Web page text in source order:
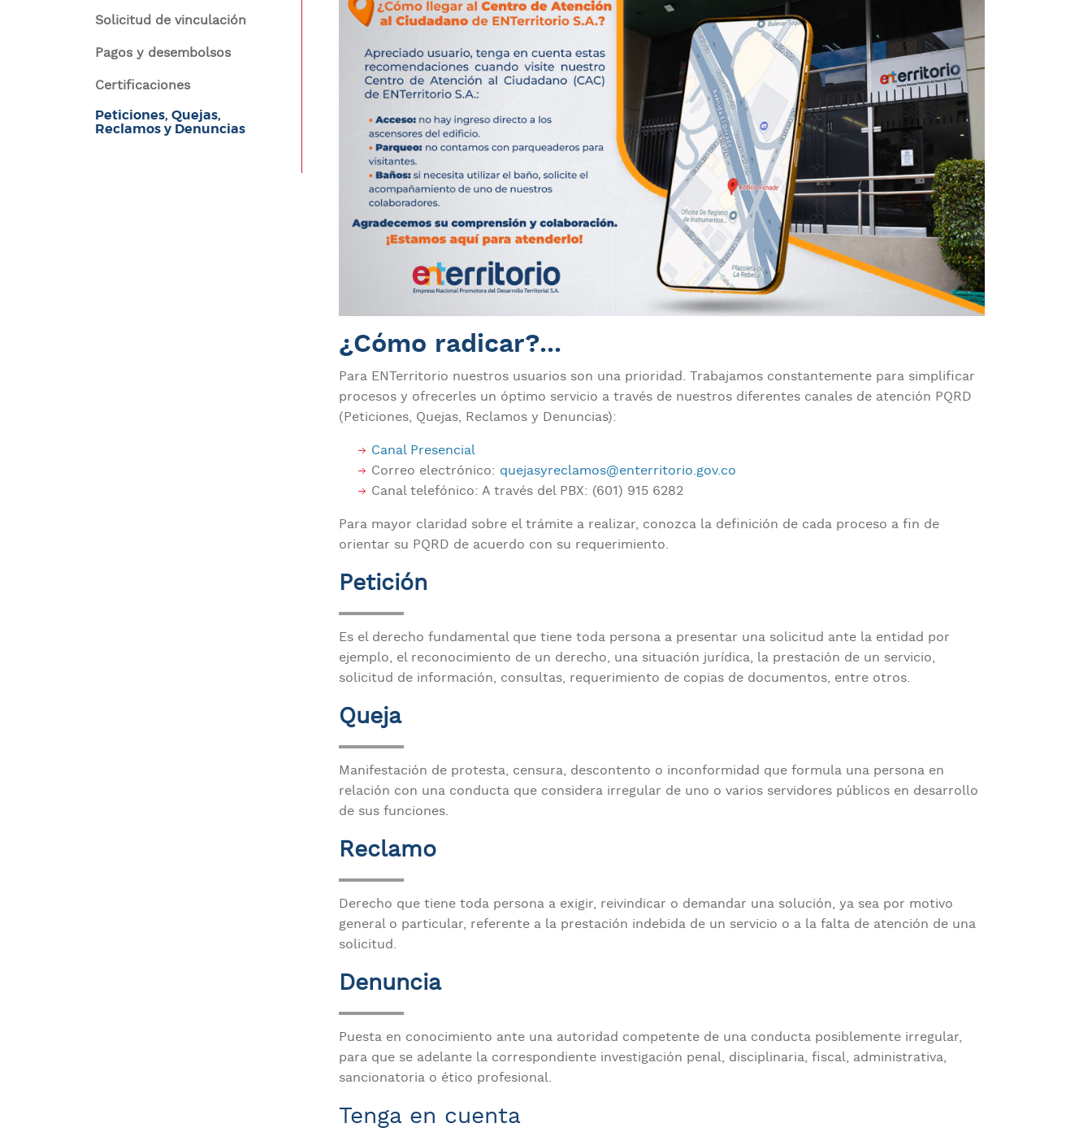
ayuda
a
la
navegación
Navegación
contexto
Solicitud de vinculación
Pagos y desembolsos
Certificaciones
Peticiones, Quejas,
Reclamos y Denuncias
¿Cómo radicar?...
Para ENTerritorio nuestros usuarios son una prioridad. Trabajamos constantemente para simplificar
procesos y ofrecerles un óptimo servicio a través de nuestros diferentes canales de atención PQRD
(Peticiones, Quejas, Reclamos y Denuncias):
Canal Presencial
Correo electrónico: quejasyreclamos@enterritorio.gov.co
Canal telefónico: A través del PBX: (601) 915 6282
Para mayor claridad sobre el trámite a realizar, conozca la definición de cada proceso a fin de
orientar su PQRD de acuerdo con su requerimiento.
Petición
Es el derecho fundamental que tiene toda persona a presentar una solicitud ante la entidad por
ejemplo, el reconocimiento de un derecho, una situación jurídica, la prestación de un servicio,
solicitud de información, consultas, requerimiento de copias de documentos, entre otros.
Queja
Manifestación de protesta, censura, descontento o inconformidad que formula una persona en
relación con una conducta que considera irregular de uno o varios servidores públicos en desarrollo
de sus funciones.
Reclamo
Derecho que tiene toda persona a exigir, reivindicar o demandar una solución, ya sea por motivo
general o particular, referente a la prestación indebida de un servicio o a la falta de atención de una
solicitud.
Denuncia
Puesta en conocimiento ante una autoridad competente de una conducta posiblemente irregular,
para que se adelante la correspondiente investigación penal, disciplinaria, fiscal, administrativa,
sancionatoria o ético profesional.
Tenga en cuenta